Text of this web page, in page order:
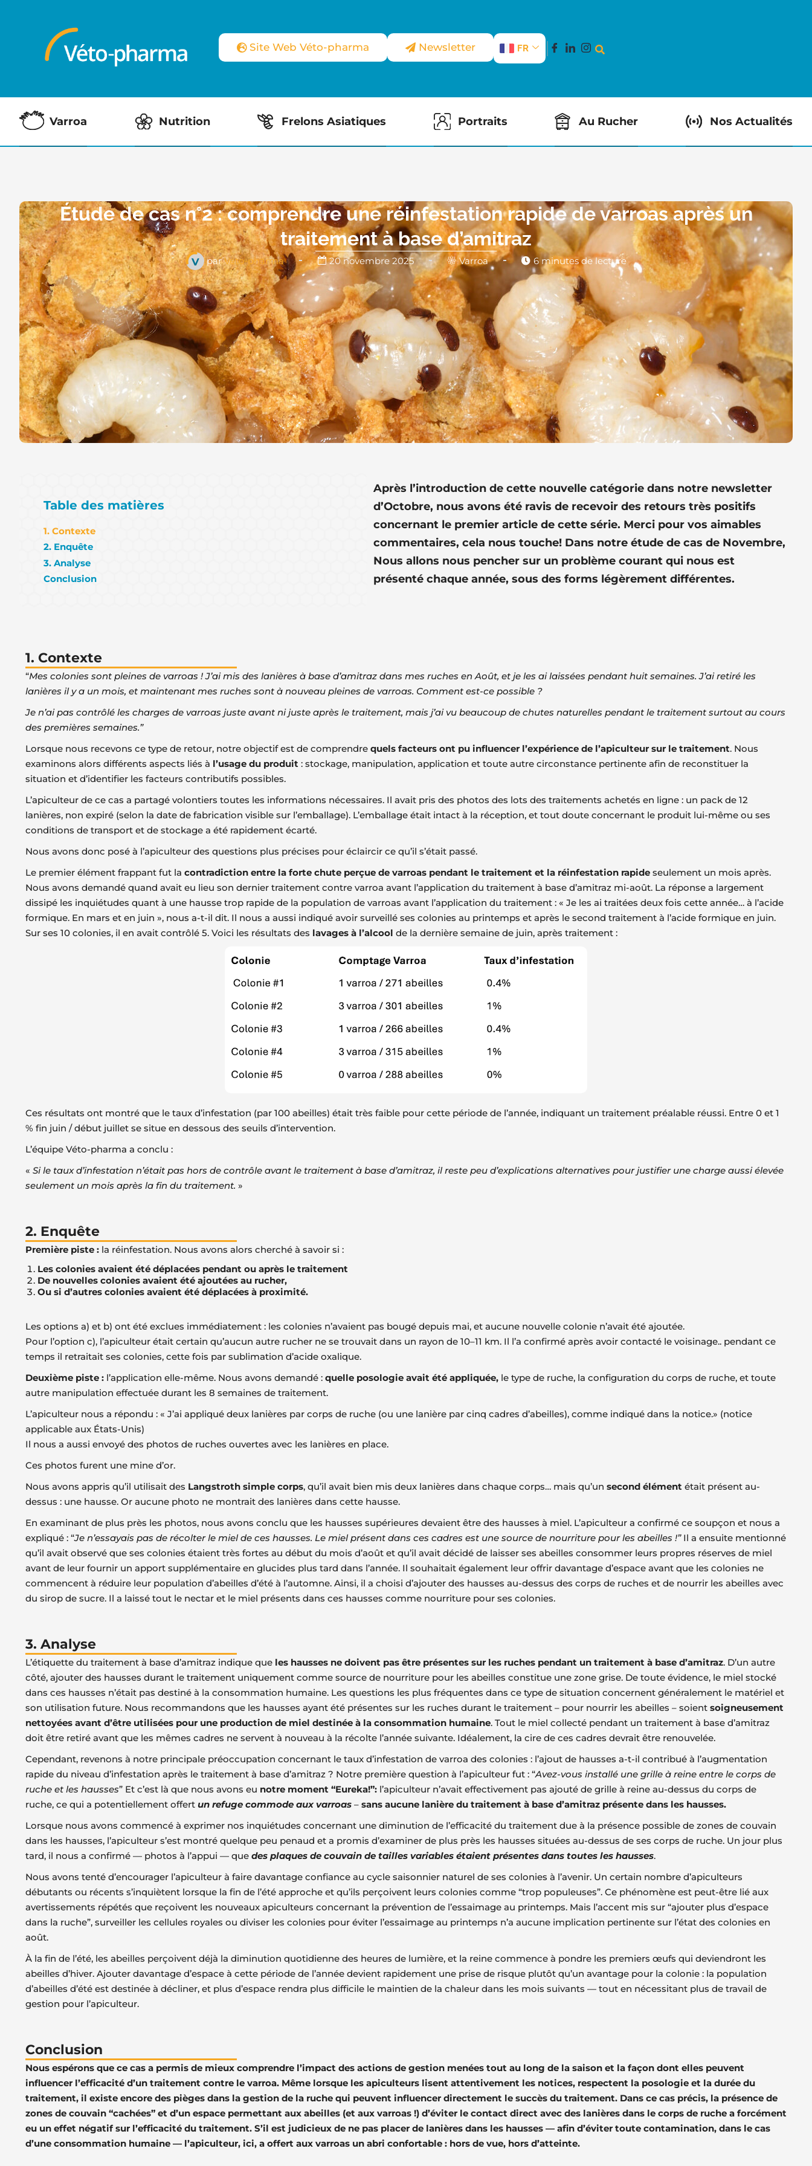
Site Web Véto-pharma Newsletter FR
Varroa Nutrition Frelons Asiatiques Portraits Au Rucher Nos Actualités
Étude de cas n°2 : comprendre une réinfestation rapide de varroas après un
traitement à base d’amitraz
parVéto-pharma 20 novembre 2025 Varroa 6 minutes de lecture
Table des matières
1. Contexte
2. Enquête
3. Analyse
Conclusion
Après l’introduction de cette nouvelle catégorie dans notre newsletter
d’Octobre, nous avons été ravis de recevoir des retours très positifs
concernant le premier article de cette série. Merci pour vos aimables
commentaires, cela nous touche! Dans notre étude de cas de Novembre,
Nous allons nous pencher sur un problème courant qui nous est
présenté chaque année, sous des forms légèrement différentes.
1. Contexte
“Mes colonies sont pleines de varroas ! J’ai mis des lanières à base d’amitraz dans mes ruches en Août, et je les ai laissées pendant huit semaines. J’ai retiré les
lanières il y a un mois, et maintenant mes ruches sont à nouveau pleines de varroas. Comment est-ce possible ?
Je n’ai pas contrôlé les charges de varroas juste avant ni juste après le traitement, mais j’ai vu beaucoup de chutes naturelles pendant le traitement surtout au cours
des premières semaines.”
Lorsque nous recevons ce type de retour, notre objectif est de comprendre quels facteurs ont pu influencer l’expérience de l’apiculteur sur le traitement. Nous
examinons alors différents aspects liés à l’usage du produit : stockage, manipulation, application et toute autre circonstance pertinente afin de reconstituer la
situation et d’identifier les facteurs contributifs possibles.
L’apiculteur de ce cas a partagé volontiers toutes les informations nécessaires. Il avait pris des photos des lots des traitements achetés en ligne : un pack de 12
lanières, non expiré (selon la date de fabrication visible sur l’emballage). L’emballage était intact à la réception, et tout doute concernant le produit lui-même ou ses
conditions de transport et de stockage a été rapidement écarté.
Nous avons donc posé à l’apiculteur des questions plus précises pour éclaircir ce qu’il s’était passé.
Le premier élément frappant fut la contradiction entre la forte chute perçue de varroas pendant le traitement et la réinfestation rapide seulement un mois après.
Nous avons demandé quand avait eu lieu son dernier traitement contre varroa avant l’application du traitement à base d’amitraz mi-août. La réponse a largement
dissipé les inquiétudes quant à une hausse trop rapide de la population de varroas avant l’application du traitement : « Je les ai traitées deux fois cette année… à l’acide
formique. En mars et en juin », nous a-t-il dit. Il nous a aussi indiqué avoir surveillé ses colonies au printemps et après le second traitement à l’acide formique en juin.
Sur ses 10 colonies, il en avait contrôlé 5. Voici les résultats des lavages à l’alcool de la dernière semaine de juin, après traitement :
Ces résultats ont montré que le taux d’infestation (par 100 abeilles) était très faible pour cette période de l’année, indiquant un traitement préalable réussi. Entre 0 et 1
% fin juin / début juillet se situe en dessous des seuils d’intervention.
L’équipe Véto-pharma a conclu :
« Si le taux d’infestation n’était pas hors de contrôle avant le traitement à base d’amitraz, il reste peu d’explications alternatives pour justifier une charge aussi élevée
seulement un mois après la fin du traitement. »
2. Enquête
Première piste : la réinfestation. Nous avons alors cherché à savoir si :
Les colonies avaient été déplacées pendant ou après le traitement
De nouvelles colonies avaient été ajoutées au rucher,
Ou si d’autres colonies avaient été déplacées à proximité.
Les options a) et b) ont été exclues immédiatement : les colonies n’avaient pas bougé depuis mai, et aucune nouvelle colonie n’avait été ajoutée.
Pour l’option c), l’apiculteur était certain qu’aucun autre rucher ne se trouvait dans un rayon de 10–11 km. Il l’a confirmé après avoir contacté le voisinage.. pendant ce
temps il retraitait ses colonies, cette fois par sublimation d’acide oxalique.
Deuxième piste : l’application elle-même. Nous avons demandé : quelle posologie avait été appliquée, le type de ruche, la configuration du corps de ruche, et toute
autre manipulation effectuée durant les 8 semaines de traitement.
L’apiculteur nous a répondu : « J’ai appliqué deux lanières par corps de ruche (ou une lanière par cinq cadres d’abeilles), comme indiqué dans la notice.» (notice
applicable aux États-Unis)
Il nous a aussi envoyé des photos de ruches ouvertes avec les lanières en place.
Ces photos furent une mine d’or.
Nous avons appris qu’il utilisait des Langstroth simple corps, qu’il avait bien mis deux lanières dans chaque corps… mais qu’un second élément était présent au-
dessus : une hausse. Or aucune photo ne montrait des lanières dans cette hausse.
En examinant de plus près les photos, nous avons conclu que les hausses supérieures devaient être des hausses à miel. L’apiculteur a confirmé ce soupçon et nous a
expliqué : “Je n’essayais pas de récolter le miel de ces hausses. Le miel présent dans ces cadres est une source de nourriture pour les abeilles !”Il a ensuite mentionné
qu’il avait observé que ses colonies étaient très fortes au début du mois d’août et qu’il avait décidé de laisser ses abeilles consommer leurs propres réserves de miel
avant de leur fournir un apport supplémentaire en glucides plus tard dans l’année. Il souhaitait également leur offrir davantage d’espace avant que les colonies ne
commencent à réduire leur population d’abeilles d’été à l’automne. Ainsi, il a choisi d’ajouter des hausses au-dessus des corps de ruches et de nourrir les abeilles avec
du sirop de sucre. Il a laissé tout le nectar et le miel présents dans ces hausses comme nourriture pour ses colonies.
3. Analyse
L’étiquette du traitement à base d’amitraz indique que les hausses ne doivent pas être présentes sur les ruches pendant un traitement à base d’amitraz. D’un autre
côté, ajouter des hausses durant le traitement uniquement comme source de nourriture pour les abeilles constitue une zone grise. De toute évidence, le miel stocké
dans ces hausses n’était pas destiné à la consommation humaine. Les questions les plus fréquentes dans ce type de situation concernent généralement le matériel et
son utilisation future. Nous recommandons que les hausses ayant été présentes sur les ruches durant le traitement – pour nourrir les abeilles – soient soigneusement
nettoyées avant d’être utilisées pour une production de miel destinée à la consommation humaine. Tout le miel collecté pendant un traitement à base d’amitraz
doit être retiré avant que les mêmes cadres ne servent à nouveau à la récolte l’année suivante. Idéalement, la cire de ces cadres devrait être renouvelée.
Cependant, revenons à notre principale préoccupation concernant le taux d’infestation de varroa des colonies : l’ajout de hausses a-t-il contribué à l’augmentation
rapide du niveau d’infestation après le traitement à base d’amitraz ? Notre première question à l’apiculteur fut : “Avez-vous installé une grille à reine entre le corps de
ruche et les hausses” Et c’est là que nous avons eu notre moment “Eureka!”: l’apiculteur n’avait effectivement pas ajouté de grille à reine au-dessus du corps de
ruche, ce qui a potentiellement offert un refuge commode aux varroas – sans aucune lanière du traitement à base d’amitraz présente dans les hausses.
Lorsque nous avons commencé à exprimer nos inquiétudes concernant une diminution de l’efficacité du traitement due à la présence possible de zones de couvain
dans les hausses, l’apiculteur s’est montré quelque peu penaud et a promis d’examiner de plus près les hausses situées au-dessus de ses corps de ruche. Un jour plus
tard, il nous a confirmé — photos à l’appui — que des plaques de couvain de tailles variables étaient présentes dans toutes les hausses.
Nous avons tenté d’encourager l’apiculteur à faire davantage confiance au cycle saisonnier naturel de ses colonies à l’avenir. Un certain nombre d’apiculteurs
débutants ou récents s’inquiètent lorsque la fin de l’été approche et qu’ils perçoivent leurs colonies comme “trop populeuses”. Ce phénomène est peut-être lié aux
avertissements répétés que reçoivent les nouveaux apiculteurs concernant la prévention de l’essaimage au printemps. Mais l’accent mis sur “ajouter plus d’espace
dans la ruche”, surveiller les cellules royales ou diviser les colonies pour éviter l’essaimage au printemps n’a aucune implication pertinente sur l’état des colonies en
août.
À la fin de l’été, les abeilles perçoivent déjà la diminution quotidienne des heures de lumière, et la reine commence à pondre les premiers œufs qui deviendront les
abeilles d’hiver. Ajouter davantage d’espace à cette période de l’année devient rapidement une prise de risque plutôt qu’un avantage pour la colonie : la population
d’abeilles d’été est destinée à décliner, et plus d’espace rendra plus difficile le maintien de la chaleur dans les mois suivants — tout en nécessitant plus de travail de
gestion pour l’apiculteur.
Conclusion
Nous espérons que ce cas a permis de mieux comprendre l’impact des actions de gestion menées tout au long de la saison et la façon dont elles peuvent
influencer l’efficacité d’un traitement contre le varroa. Même lorsque les apiculteurs lisent attentivement les notices, respectent la posologie et la durée du
traitement, il existe encore des pièges dans la gestion de la ruche qui peuvent influencer directement le succès du traitement. Dans ce cas précis, la présence de
zones de couvain “cachées” et d’un espace permettant aux abeilles (et aux varroas !) d’éviter le contact direct avec des lanières dans le corps de ruche a forcément
eu un effet négatif sur l’efficacité du traitement. S’il est judicieux de ne pas placer de lanières dans les hausses — afin d’éviter toute contamination, dans le cas
d’une consommation humaine — l’apiculteur, ici, a offert aux varroas un abri confortable : hors de vue, hors d’atteinte.